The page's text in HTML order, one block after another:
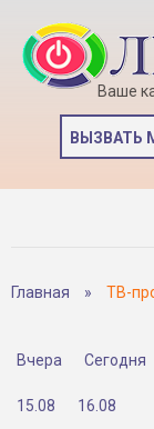
Ваше
ВЫЗВАТЬ
Главная » ТВ-
Вчера Сегодня
15.08 16.08